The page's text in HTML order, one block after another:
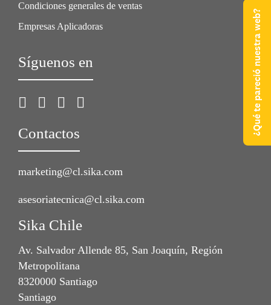
Condiciones generales de ventas
Empresas Aplicadoras
Síguenos en
Contactos
marketing@cl.sika.com
asesoriatecnica@cl.sika.com
Sika Chile
Av. Salvador Allende 85, San Joaquín, Región
Metropolitana
8320000 Santiago
Santiago
¿Qué te pareció nuestra web?